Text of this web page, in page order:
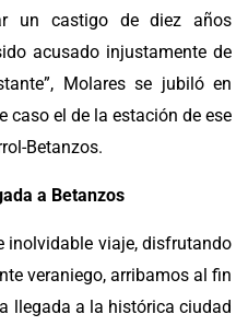
un castigo de diez años
acusado injustamente de
Molares se jubiló en
caso el de la estación de ese
Betanzos.
a Betanzos
inolvidable viaje, disfrutando
veraniego, arribamos al fin
llegada a la histórica ciudad